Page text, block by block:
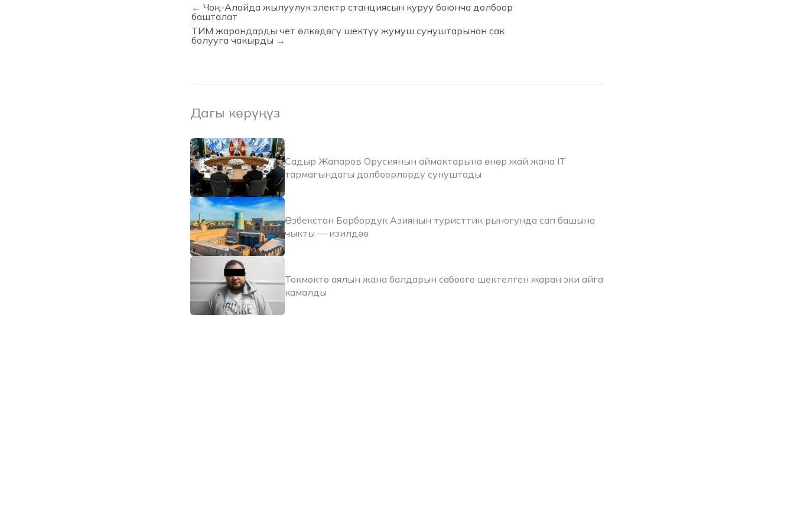
← Чоң-Алайда жылуулук электр станциясын куруу боюнча долбоор
башталат
ТИМ жарандарды чет өлкөдөгү шектүү жумуш сунуштарынан сак
болууга чакырды →
Дагы көрүңүз
Садыр Жапаров Орусиянын аймактарына өнөр жай жана IT
тармагындагы долбоорлорду сунуштады
Өзбекстан Борбордук Азиянын туристтик рыногунда сап башына
чыкты — изилдөө
Токмокто аялын жана балдарын сабоого шектелген жаран эки айга
камалды